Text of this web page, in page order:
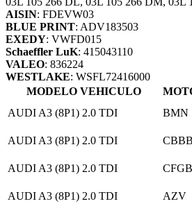
AISIN: FDEVW03
BLUE PRINT: ADV183503
EXEDY: VWFD015
Schaeffler LuK: 415043110
VALEO: 836224
WESTLAKE: WSFL72416000
MODELO VEHICULO
AUDI A3 (8P1) 2.0 TDI
BMN
AUDI A3 (8P1) 2.0 TDI CBBB
AUDI A3 (8P1) 2.0 TDI CFGB
AUDI A3 (8P1) 2.0 TDI AZV